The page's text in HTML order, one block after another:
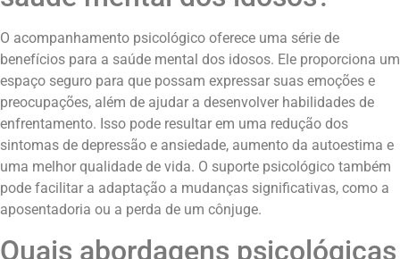
O acompanhamento psicológico oferece uma série de
benefícios para a saúde mental dos idosos. Ele proporciona um
espaço seguro para que possam expressar suas emoções e
preocupações, além de ajudar a desenvolver habilidades de
enfrentamento. Isso pode resultar em uma redução dos
sintomas de depressão e ansiedade, aumento da autoestima e
uma melhor qualidade de vida. O suporte psicológico também
pode facilitar a adaptação a mudanças significativas, como a
aposentadoria ou a perda de um cônjuge.
Quais abordagens psicológicas